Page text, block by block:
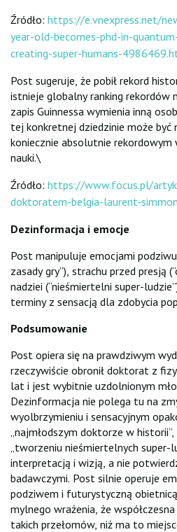
Źródło: https://e.vnexpress.net/
year-old-becomes-phd-in-
creating-super-humans-
Post sugeruje, że pobił rekord
istnieje globalny ranking rekordów
zapis Guinnessa wymienia inną
tej konkretnej dziedzinie może być
koniecznie absolutnie rekordowym
nauki.\
Źródło: https://www.focus.pl/
doktoratem-belgia-laurent-
Dezinformacja i emocje
Post manipuluje emocjami
zasady gry”), strachu przed presją
nadziei (“nieśmiertelni super-
terminy z sensacją dla zdobycia
Podsumowanie
Post opiera się na prawdziwym
rzeczywiście obronił doktorat z
lat i jest wybitnie uzdolnionym
Dezinformacja nie polega tu na
wyolbrzymieniu i sensacyjnym
„najmłodszym doktorze w
„tworzeniu nieśmiertelnych super-
interpretacją i wizją, a nie
badawczymi. Post silnie operuje
podziwem i futurystyczną
mylnego wrażenia, że
takich przełomów, niż ma to